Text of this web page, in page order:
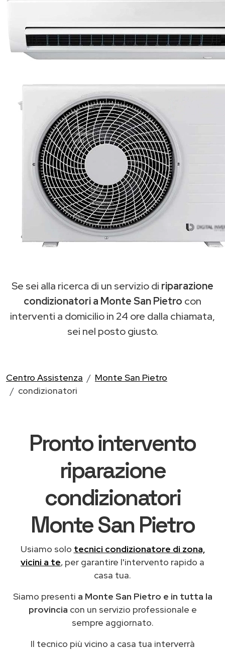
Se sei alla ricerca di un servizio di riparazione
condizionatori a Monte San Pietro con
interventi a domicilio in 24 ore dalla chiamata,
sei nel posto giusto.
Centro Assistenza
Monte San Pietro
condizionatori
Pronto intervento
riparazione
condizionatori
Monte San Pietro
Usiamo solo tecnici condizionatore di zona,
vicini a te, per garantire l'intervento rapido a
casa tua.
Siamo presenti a Monte San Pietro e in tutta la
provincia con un servizio professionale e
sempre aggiornato.
Il tecnico più vicino a casa tua interverrà